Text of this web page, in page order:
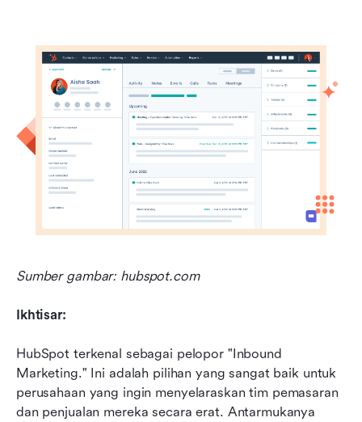
Sumber gambar: hubspot.com
Ikhtisar:
HubSpot terkenal sebagai pelopor "Inbound
Marketing." Ini adalah pilihan yang sangat baik untuk
perusahaan yang ingin menyelaraskan tim pemasaran
dan penjualan mereka secara erat. Antarmukanya